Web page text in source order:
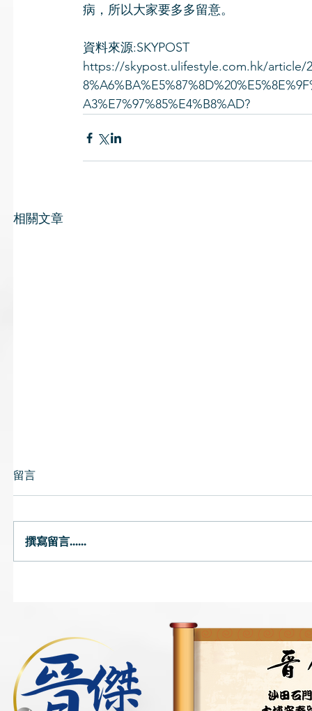
病，所以大家要多多留意。
資料來源:SKYPOST
https://skypost.ulifestyle.com.hk/article/
A3%E7%97%85%E4%B8%AD?
相關文章
留言
撰寫留言......